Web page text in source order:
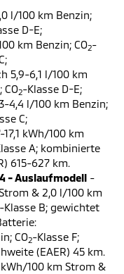
l/100 km Benzin;
D-E;
km Benzin; CO2-
5,9-6,1 l/100 km
CO2-Klasse D-E;
4,4 l/100 km Benzin;
C;
kWh/100 km
A; kombinierte
615-627 km.
- Auslaufmodell -
& 2,0 l/100 km
-Klasse B; gewichtet
CO2-Klasse F;
(EAER) 45 km.
kWh/100 km Strom &